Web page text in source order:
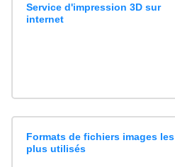
Service d'impression 3D sur
internet
Formats de fichiers images les
plus utilisés